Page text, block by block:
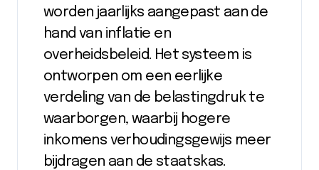
worden jaarlijks aangepast aan de
hand van inflatie en
overheidsbeleid. Het systeem is
ontworpen om een eerlijke
verdeling van de belastingdruk te
waarborgen, waarbij hogere
inkomens verhoudingsgewijs meer
bijdragen aan de staatskas.